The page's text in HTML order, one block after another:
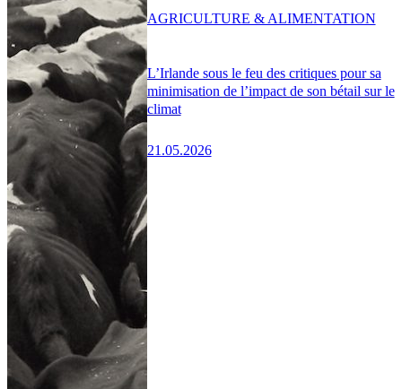
L’Irlande sous le feu des critiques pour sa
minimisation de l’impact de son bétail sur le
climat
21.05.2026
AGRICULTURE & ALIMENTATION